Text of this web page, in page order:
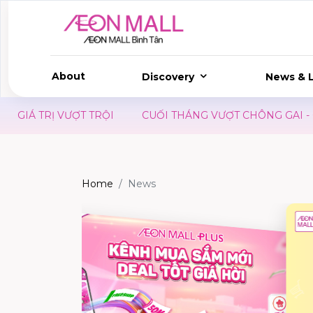
About Discovery News &
VƯỢT TRỘI CUỐI THÁNG VƯỢT CHÔNG GAI - CÓ
Home News